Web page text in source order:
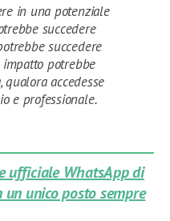
in una potenziale
succedere
succedere
potrebbe
accedesse
e professionale.
ufficiale WhatsApp di
unico posto sempre